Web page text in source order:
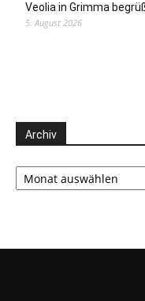
Veolia in Grimma
5. August 2026
Archiv
Archiv